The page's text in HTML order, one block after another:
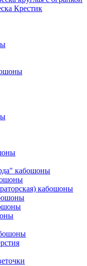
Крестик
кабошоны
кабошоны